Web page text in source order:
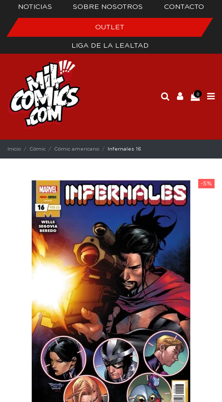
NOTICIAS SOBRE NOSOTROS CONTACTO
OUTLET
LIGA DE LA LEALTAD
0
Inicio Cómic Cómic americano Infernales 16
-5%